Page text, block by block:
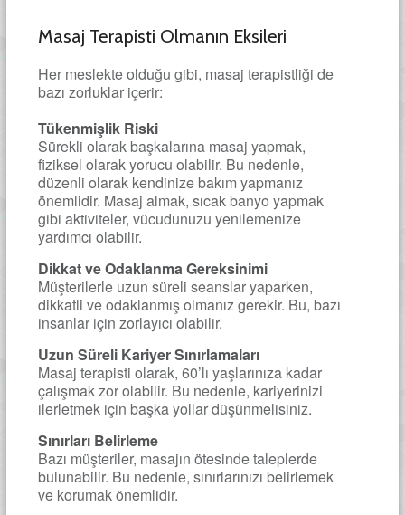
Masaj Terapisti Olmanın Eksileri
Her meslekte olduğu gibi, masaj terapistliği de
bazı zorluklar içerir:
Tükenmişlik Riski
Sürekli olarak başkalarına masaj yapmak,
fiziksel olarak yorucu olabilir. Bu nedenle,
düzenli olarak kendinize bakım yapmanız
önemlidir. Masaj almak, sıcak banyo yapmak
gibi aktiviteler, vücudunuzu yenilemenize
yardımcı olabilir.
Dikkat ve Odaklanma Gereksinimi
Müşterilerle uzun süreli seanslar yaparken,
dikkatli ve odaklanmış olmanız gerekir. Bu, bazı
insanlar için zorlayıcı olabilir.
Uzun Süreli Kariyer Sınırlamaları
Masaj terapisti olarak, 60’lı yaşlarınıza kadar
çalışmak zor olabilir. Bu nedenle, kariyerinizi
ilerletmek için başka yollar düşünmelisiniz.
Sınırları Belirleme
Bazı müşteriler, masajın ötesinde taleplerde
bulunabilir. Bu nedenle, sınırlarınızı belirlemek
ve korumak önemlidir.